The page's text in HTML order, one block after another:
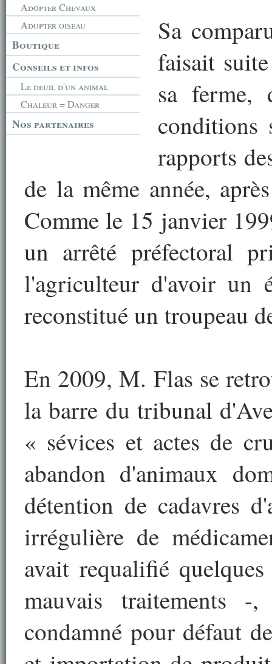
Adopter Chevaux
Adopter oiseau
Boutique
Conseils et infos
Le deuil d'un animal
Chaleur = Danger
Nos partenaires
Sa
faisait
sa ferme,
conditions
rapports
de la même année,
Comme le 15 janvier
un arrêté préfectoral
l'agriculteur d'avoir un
reconstitué un troupeau
En 2009, M. Flas se
la barre du tribunal
« sévices et actes de
abandon d'animaux
détention de cadavres
irrégulière de
avait requalifié
mauvais traitements
condamné pour défaut